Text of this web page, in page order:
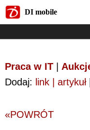
DI mobile
Praca w IT
Dodaj: link | artykuł|
«POWRÓT
DI mobile